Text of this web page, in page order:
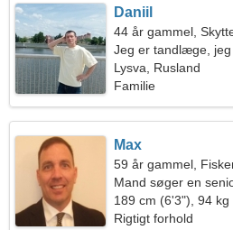
Daniil
44 år gammel,
Jeg er tandlæge,
kvinde
Lysva, Rusland
Familie
Max
59 år gammel,
Mand søger en
189 cm (6'3"), 94 kg
Rigtigt forhold